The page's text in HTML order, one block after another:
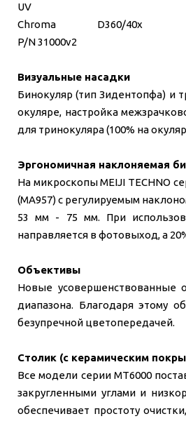
UV
Chroma
P/N 31000v2
D360/40x
Визуальные насадки
Бинокуляр (тип Зидентопфа) и
окуляре, настройка
для тринокуляра (100% на
Эргономичная наклоняемая
На микроскопы MEIJI TECHNO
(MA957) с регулируемым
53 мм - 75 мм. При
направляется в фотовыход, а
Объективы
Новые усовершенствованные
диапазона. Благодаря этому
безупречной цветопередачей.
Столик (с керамическим
Все модели серии MT6000
закругленными углами и
обеспечивает простоту